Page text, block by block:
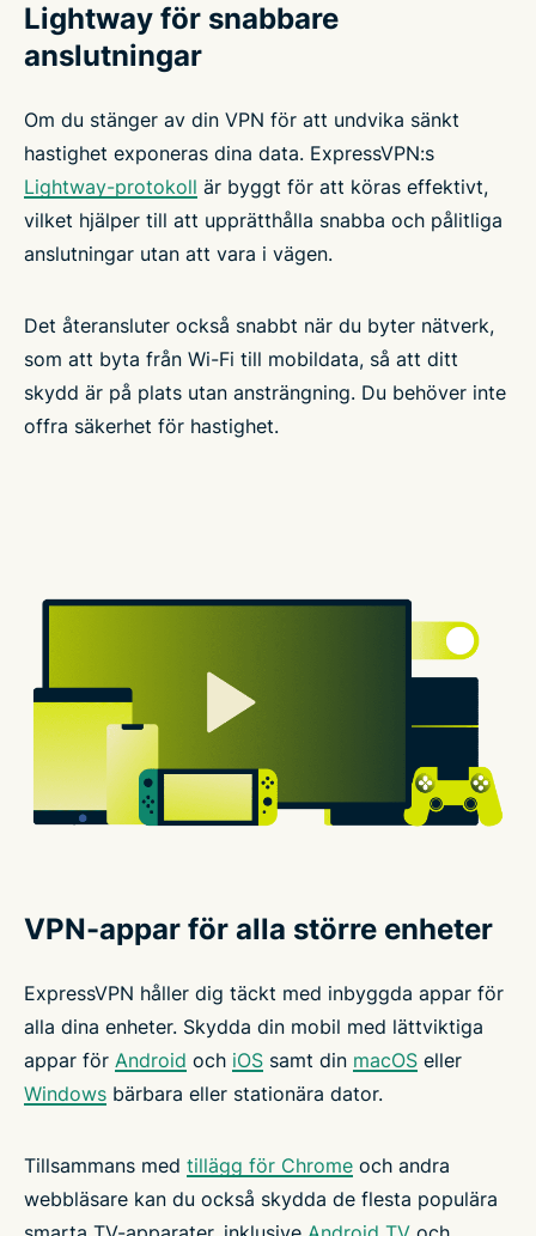
Lightway för snabbare
anslutningar
Om du stänger av din VPN för att undvika sänkt
hastighet exponeras dina data. ExpressVPN:s
Lightway-protokoll är byggt för att köras effektivt,
vilket hjälper till att upprätthålla snabba och pålitliga
anslutningar utan att vara i vägen.
Det återansluter också snabbt när du byter nätverk,
som att byta från Wi-Fi till mobildata, så att ditt
skydd är på plats utan ansträngning. Du behöver inte
offra säkerhet för hastighet.
VPN-appar för alla större enheter
ExpressVPN håller dig täckt med inbyggda appar för
alla dina enheter. Skydda din mobil med lättviktiga
appar för Android och iOS samt din macOS eller
Windows bärbara eller stationära dator.
Tillsammans med tillägg för Chrome och andra
webbläsare kan du också skydda de flesta populära